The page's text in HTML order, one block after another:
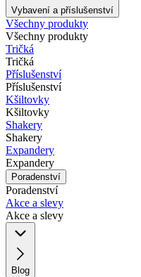
Vybavení a příslušenství
Všechny produkty
Všechny produkty
Tričká
Tričká
Příslušenství
Příslušenství
Kšiltovky
Kšiltovky
Shakery
Shakery
Expandery
Expandery
Poradenství
Poradenství
Akce a slevy
Akce a slevy
Blog